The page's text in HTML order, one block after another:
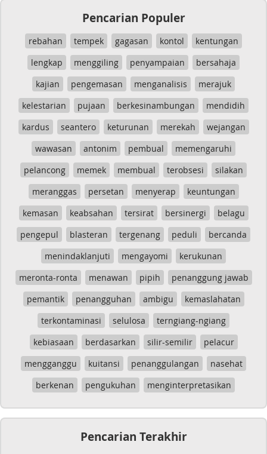
Pencarian Populer
rebahan tempek gagasan kontol
kentungan
lengkap
menggiling penyampaian
bersahaja
kajian
pengemasan menganalisis
merajuk
kelestarian
pujaan berkesinambungan
mendidih
kardus
seantero keturunan merekah
wejangan
wawasan
antonim pembual
memengaruhi
pelancong
memek membual terobsesi
silakan
meranggas
persetan menyerap
keuntungan
kemasan
keabsahan tersirat bersinergi
belagu
pengepul
blasteran tergenang peduli
bercanda
menindaklanjuti
mengayomi
kerukunan
meronta-ronta
menawan pipih
penanggung jawab
pemantik
penangguhan ambigu
kemaslahatan
terkontaminasi
selulosa
terngiang-ngiang
kebiasaan
berdasarkan silir-semilir
pelacur
mengganggu
kuitansi penanggulangan
nasehat
berkenan
pengukuhan menginterpretasikan
Pencarian Terakhir